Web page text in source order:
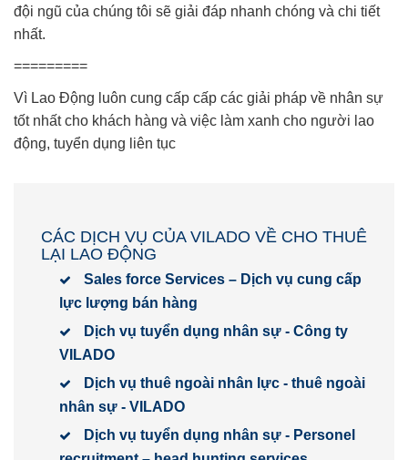
đội ngũ của chúng tôi sẽ giải đáp nhanh chóng và chi tiết
nhất.
=========
Vì Lao Động luôn cung cấp cấp các giải pháp về nhân sự
tốt nhất cho khách hàng và việc làm xanh cho người lao
động, tuyển dụng liên tục
CÁC DỊCH VỤ CỦA VILADO VỀ CHO THUÊ
LẠI LAO ĐỘNG
Sales force Services – Dịch vụ cung cấp
lực lượng bán hàng
Dịch vụ tuyển dụng nhân sự - Công ty
VILADO
Dịch vụ thuê ngoài nhân lực - thuê ngoài
nhân sự - VILADO
Dịch vụ tuyển dụng nhân sự - Personel